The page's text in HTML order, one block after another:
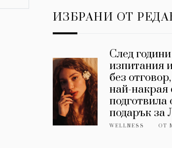
ИЗБРАНИ ОТ
След
изпитания
без
най-накрая
подготвила
подарък за
WELLNESS ОТ